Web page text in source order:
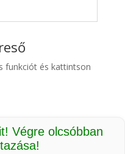
funkciót és kattintson
Végre olcsóbban